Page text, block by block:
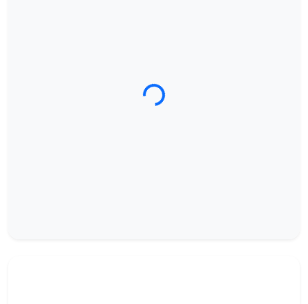
Загрузка трека...